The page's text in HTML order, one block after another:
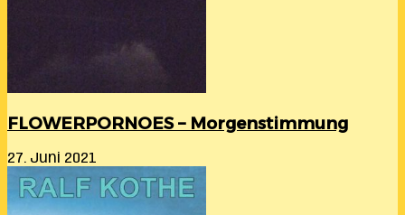
FLOWERPORNOES – Morgenstimmung
27. Juni 2021